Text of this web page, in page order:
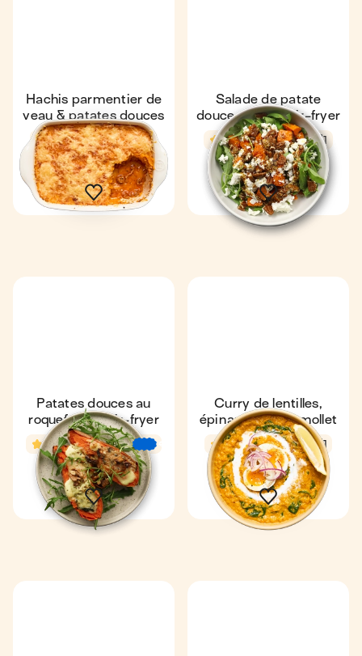
Hachis parmentier de
veau & patates douces
4,7 41 min 2
Salade de patate
douce rôtie au air-fryer
4,8 24 min 1
Patates douces au
roquefort au air-fryer
4,8 48 min €
1
Curry de lentilles,
épinards & œuf mollet
4,7 30 min 1